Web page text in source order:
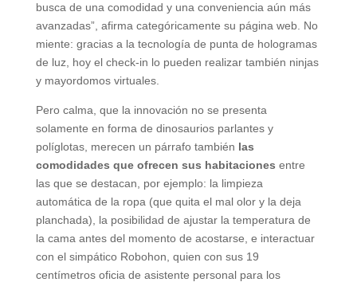
busca de una comodidad y una conveniencia aún más
avanzadas”, afirma categóricamente su página web. No
miente: gracias a la tecnología de punta de hologramas
de luz, hoy el check-in lo pueden realizar también ninjas
y mayordomos virtuales.
Pero calma, que la innovación no se presenta
solamente en forma de dinosaurios parlantes y
políglotas, merecen un párrafo también las
comodidades que ofrecen sus habitaciones entre
las que se destacan, por ejemplo: la limpieza
automática de la ropa (que quita el mal olor y la deja
planchada), la posibilidad de ajustar la temperatura de
la cama antes del momento de acostarse, e interactuar
con el simpático Robohon, quien con sus 19
centímetros oficia de asistente personal para los